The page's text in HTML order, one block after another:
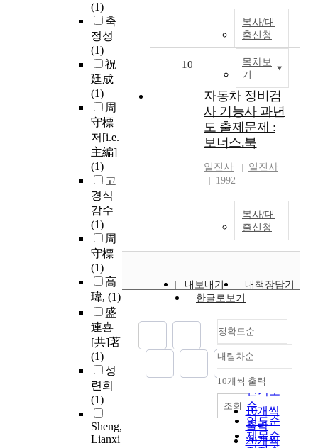
(1)
축
정성
(1)
祝
廷成
(1)
周
守標
저[i.e.
主編]
(1)
고
경식
감수
(1)
周
守標
(1)
高
瑋, (1)
盛
連喜
[共]著
(1)
성
련희
(1)
Sheng,
Lianxi
복사/대
출신청
목차보
기
10
자동차 정비검
사 기능사 과년
도 출제문제 :
보너스.북
일진사
일진사
1992
복사/대
출신청
내보내기
내책장담기
한글로보기
정확도순
정확도
순
인기도
순
연도순
제목순
내림차순
내림차순
10개씩 출력
10개씩
출력
20개씩
조회